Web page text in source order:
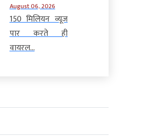
August 06, 2026
150 मिलियन व्यूज
पार करते ही
वायरल...